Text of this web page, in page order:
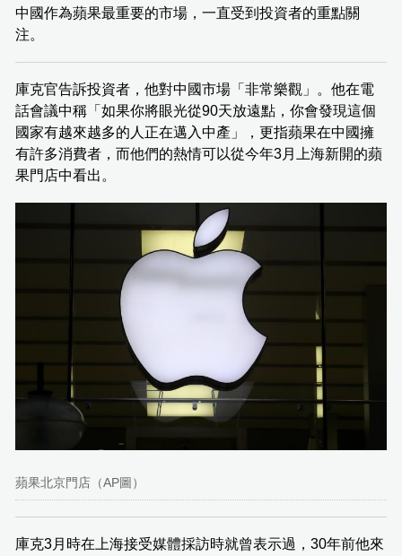
中國作為蘋果最重要的市場，一直受到投資者的重點關
注。
庫克官告訴投資者，他對中國市場「非常樂觀」。他在電
話會議中稱「如果你將眼光從90天放遠點，你會發現這個
國家有越來越多的人正在邁入中產」，更指蘋果在中國擁
有許多消費者，而他們的熱情可以從今年3月上海新開的蘋
果門店中看出。
蘋果北京門店（AP圖）
庫克3月時在上海接受媒體採訪時就曾表示過，30年前他來